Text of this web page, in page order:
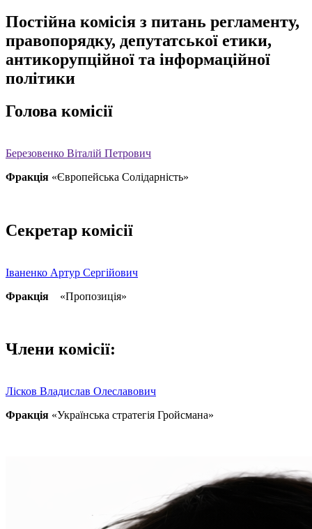
Постійна комісія з питань регламенту,
правопорядку, депутатської етики,
антикорупційної та інформаційної
політики
Голова комісії
Березовенко Віталій Петрович
Фракція «Європейська Солідарність»
Секретар комісії
Іваненко Артур Сергійович
Фракція «Пропозиція»
Члени комісії:
Лісков Владислав Олеславович
Фракція «Українська стратегія Гройсмана»